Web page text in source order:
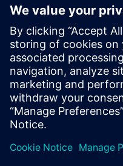
A PointGrab honlapja,
PointGrab LinkedIn oldal
Feltételek
Alapvető hálózati
kimenő portokat kell